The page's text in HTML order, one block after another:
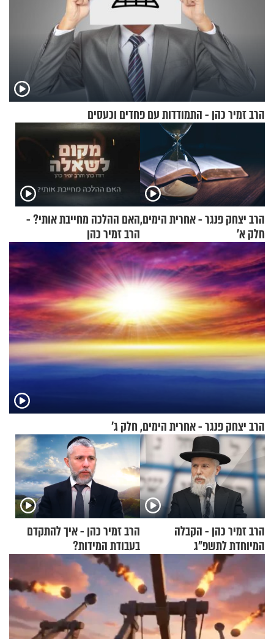
הרב זמיר כהן - התמודדות עם פחדים וכעסים
הרב יצחק פנגר - אחרית הימים,
חלק א’
האם ההלכה מחייבת אותי? -
הרב זמיר כהן
הרב יצחק פנגר - אחרית הימים, חלק ג’
הרב זמיר כהן - הקבלה
המיוחדת לתשפ"ג
הרב זמיר כהן - איך להתקדם
בעבודת המידות?